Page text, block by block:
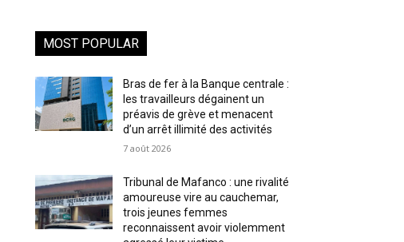
MOST POPULAR
Bras de fer à la Banque centrale :
les travailleurs dégainent un
préavis de grève et menacent
d’un arrêt illimité des activités
7 août 2026
Tribunal de Mafanco : une rivalité
amoureuse vire au cauchemar,
trois jeunes femmes
reconnaissent avoir violemment